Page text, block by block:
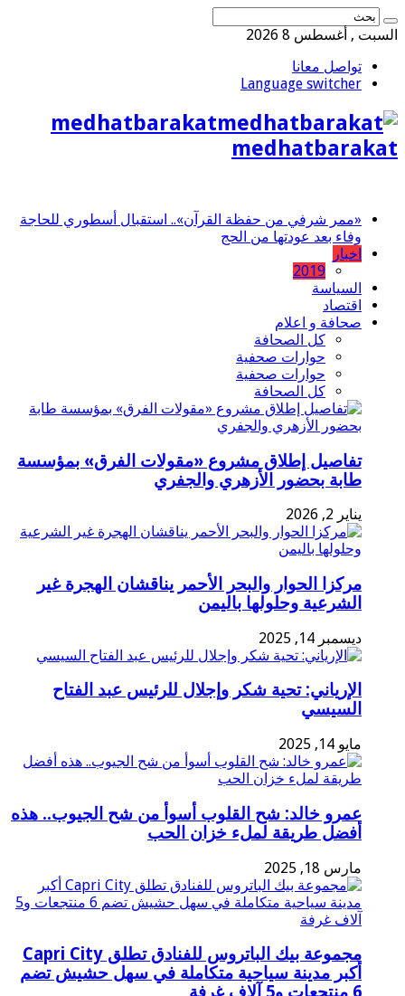
السبت , أغسطس 8 2026
تواصل معانا
Language switcher
medhatbarakat
medhatbarakat
«ممر شرفي من حفظة القرآن».. استقبال أسطوري للحاجة
وفاء بعد عودتها من الحج
اخبار
2019
السياسة
اقتصاد
صحافة و اعلام
كل الصحافة
حوارات صحفية
حوارات صحفية
كل الصحافة
تفاصيل إطلاق مشروع «مقولات الفرق» بمؤسسة
طابة بحضور الأزهري والجفري
يناير 2, 2026
مركزا الحوار والبحر الأحمر يناقشان الهجرة غير
الشرعية وحلولها باليمن
ديسمبر 14, 2025
الإرياني: تحية شكر وإجلال للرئيس عبد الفتاح
السيسي
مايو 14, 2025
عمرو خالد: شح القلوب أسوأ من شح الجيوب.. هذه
أفضل طريقة لملء خزان الحب
مارس 18, 2025
مجموعة بيك الباتروس للفنادق تطلق Capri City
أكبر مدينة سياحية متكاملة في سهل حشيش تضم
6 منتجعات و5 آلاف غرفة